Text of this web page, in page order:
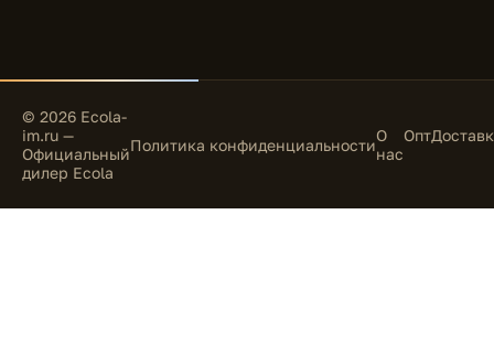
© 2026 Ecola-
im.ru —
Официальный
дилер Ecola
Политика конфиденциальностиО
нас
Опт